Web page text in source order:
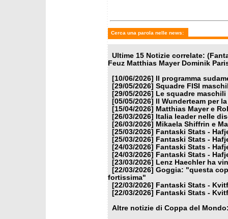
Cerca una parola nelle news:
Ultime 15 Notizie correlate:
Feuz Matthias Mayer Dominik
[10/06/2026]
Il programma
[29/05/2026] Squadre FISI
[29/05/2026]
Le squadre maschili
[05/05/2026]
Il Wunderteam per
[15/04/2026] Matthias Mayer e
[26/03/2026]
Italia leader nelle
[26/03/2026] Mikaela Shiffrin e
[25/03/2026]
Fantaski Stats -
[25/03/2026]
Fantaski Stats -
[24/03/2026]
Fantaski Stats -
[24/03/2026]
Fantaski Stats -
[23/03/2026]
Lenz Haechler ha
[22/03/2026] Goggia: "questa
fortissima"
[22/03/2026]
Fantaski Stats -
[22/03/2026]
Fantaski Stats -
Altre notizie di Coppa del